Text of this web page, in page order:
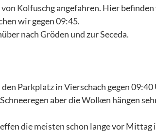
Kolfuschg angefahren. Hier
wir gegen 09:45.
nach Gröden und zur Seceda.
Parkplatz in Vierschach gegen
aber die Wolken hängen
die meisten schon lange vor Mittag